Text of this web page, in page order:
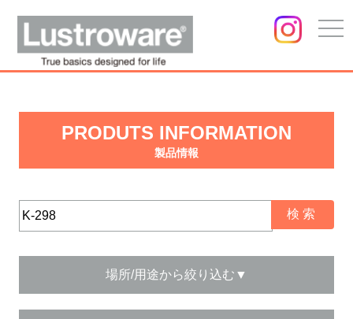
PRODUTS INFORMATION
製品情報
場所/用途から絞り込む▼